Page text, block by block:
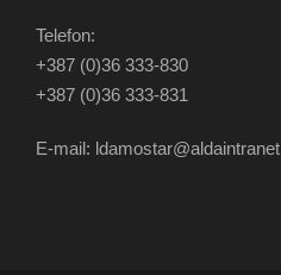
Telefon:
+387 (0)36 333-830
+387 (0)36 333-831
E-mail: